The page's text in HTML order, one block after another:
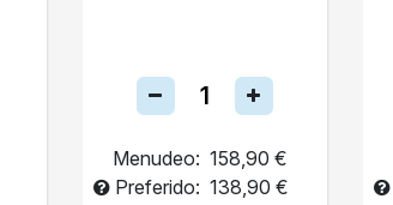
Menudeo: 158,90 €
Preferido: 138,90 €